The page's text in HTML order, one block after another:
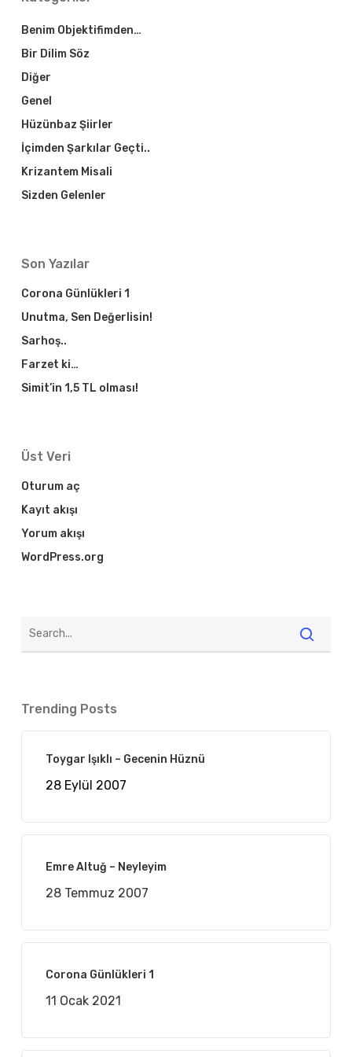
Benim Objektifimden…
Bir Dilim Söz
Diğer
Genel
Hüzünbaz Şiirler
İçimden Şarkılar Geçti..
Krizantem Misali
Sizden Gelenler
Son Yazılar
Corona Günlükleri 1
Unutma, Sen Değerlisin!
Sarhoş..
Farzet ki…
Simit’in 1,5 TL olması!
Üst Veri
Oturum aç
Kayıt akışı
Yorum akışı
WordPress.org
Trending Posts
Toygar Işıklı – Gecenin Hüznü
28 Eylül 2007
Emre Altuğ – Neyleyim
28 Temmuz 2007
Corona Günlükleri 1
11 Ocak 2021